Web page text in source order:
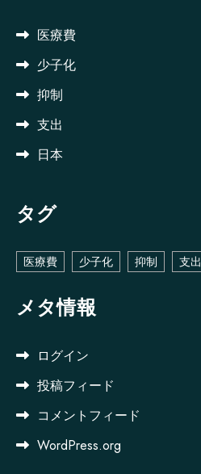
医療費
少子化
抑制
支出
日本
タグ
医療費 少子化 抑制 支出
メタ情報
ログイン
投稿フィード
コメントフィード
WordPress.org